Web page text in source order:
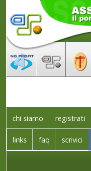
chi siamo registrati
links faq scrivici